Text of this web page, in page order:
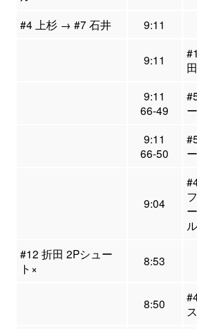
#4 上杉 → #7 石井
9:11
9:11
田
9:11
66-49
9:11
66-50
9:04
#12 折田 2Pシュー
ト×
8:53
8:50